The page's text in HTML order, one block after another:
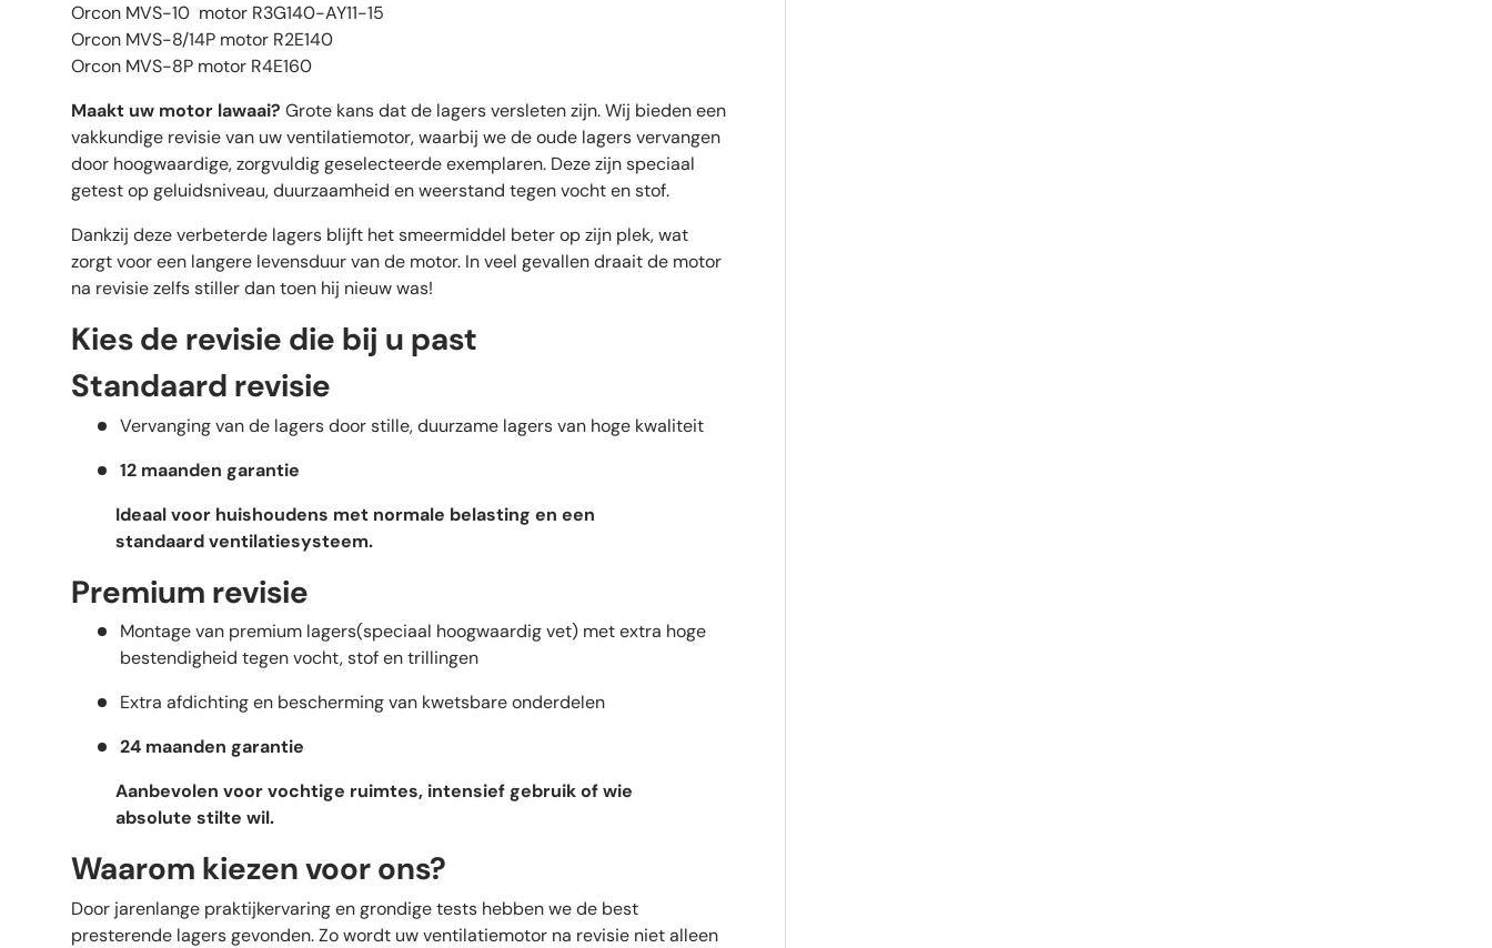
Orcon MVS-10 motor R3G140-AY11-15
Orcon MVS-8/14P motor R2E140
Orcon MVS-8P motor R4E160
Maakt uw motor lawaai? Grote kans dat de lagers versleten zijn. Wij bieden een
vakkundige revisie van uw ventilatiemotor, waarbij we de oude lagers vervangen
door hoogwaardige, zorgvuldig geselecteerde exemplaren. Deze zijn speciaal
getest op geluidsniveau, duurzaamheid en weerstand tegen vocht en stof.
Dankzij deze verbeterde lagers blijft het smeermiddel beter op zijn plek, wat
zorgt voor een langere levensduur van de motor. In veel gevallen draait de motor
na revisie zelfs stiller dan toen hij nieuw was!
Kies de revisie die bij u past
Standaard revisie
Vervanging van de lagers door stille, duurzame lagers van hoge kwaliteit
12 maanden garantie
Ideaal voor huishoudens met normale belasting en een
standaard ventilatiesysteem.
Premium revisie
Montage van premium lagers(speciaal hoogwaardig vet) met extra hoge
bestendigheid tegen vocht, stof en trillingen
Extra afdichting en bescherming van kwetsbare onderdelen
24 maanden garantie
Aanbevolen voor vochtige ruimtes, intensief gebruik of wie
absolute stilte wil.
Waarom kiezen voor ons?
Door jarenlange praktijkervaring en grondige tests hebben we de best
presterende lagers gevonden. Zo wordt uw ventilatiemotor na revisie niet alleen